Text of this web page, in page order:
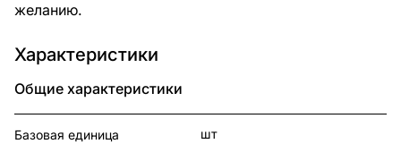
желанию.
Характеристики
Общие характеристики
Базовая единица шт